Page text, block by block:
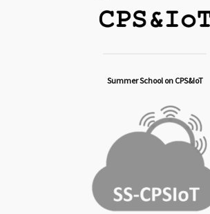
Summer School on CPS&IoT